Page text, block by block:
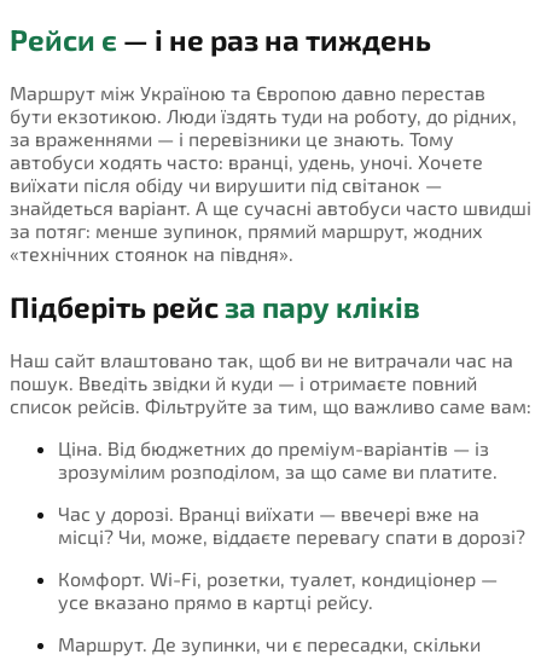
Рейси є — і не раз на тиждень
Маршрут між Україною та Європою давно перестав
бути екзотикою. Люди їздять туди на роботу, до рідних,
за враженнями — і перевізники це знають. Тому
автобуси ходять часто: вранці, удень, уночі. Хочете
виїхати після обіду чи вирушити під світанок —
знайдеться варіант. А ще сучасні автобуси часто швидші
за потяг: менше зупинок, прямий маршрут, жодних
«технічних стоянок на півдня».
Підберіть рейсза пару кліків
Наш сайт влаштовано так, щоб ви не витрачали час на
пошук. Введіть звідки й куди — і отримаєте повний
список рейсів. Фільтруйте за тим, що важливо саме вам:
Ціна. Від бюджетних до преміум-варіантів — із
зрозумілим розподілом, за що саме ви платите.
Час у дорозі. Вранці виїхати — ввечері вже на
місці? Чи, може, віддаєте перевагу спати в дорозі?
Комфорт. Wi-Fi, розетки, туалет, кондиціонер —
усе вказано прямо в картці рейсу.
Маршрут. Де зупинки, чи є пересадки, скільки